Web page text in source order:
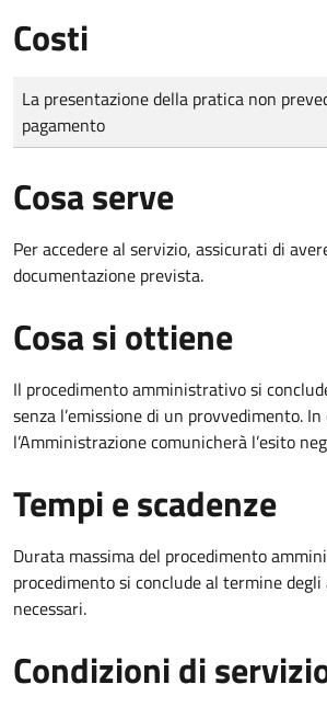
Costi
Tipo di pagamento
Importo
La presentazione della pratica non
pagamento
Cosa serve
Per accedere al servizio, assicurati di
documentazione prevista.
Cosa si ottiene
Il procedimento amministrativo si
senza l’emissione di un provvedimento.
l’Amministrazione comunicherà l’esito
Tempi e scadenze
Durata massima del procedimento
procedimento si conclude al termine
necessari.
Condizioni di